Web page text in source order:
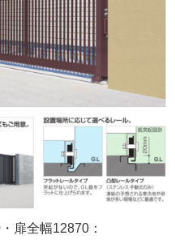
扉全幅12870：